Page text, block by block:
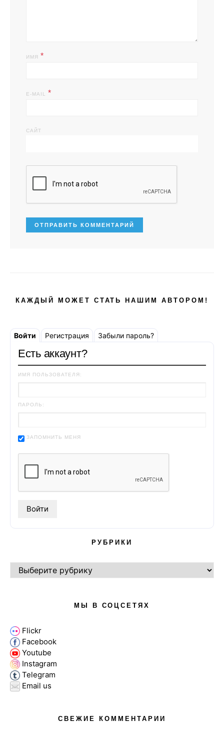
ИМЯ *
E-MAIL *
САЙТ
КАЖДЫЙ МОЖЕТ СТАТЬ НАШИМ АВТОРОМ!
Войти Регистрация Забыли пароль?
Есть аккаунт?
ИМЯ ПОЛЬЗОВАТЕЛЯ:
ПАРОЛЬ:
ЗАПОМНИТЬ МЕНЯ
РУБРИКИ
МЫ В СОЦСЕТЯХ
Flickr
Facebook
Youtube
Instagram
Telegram
Email us
СВЕЖИЕ КОММЕНТАРИИ